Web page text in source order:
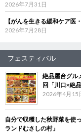
2026年7月31日
【がんを生きる緩和ケア医
2026年7月28日
フェスティバル
絶品屋台グル
回「川口×絶
2026年4月15
自分で収穫した秋野菜を使
ランドむさしの村」